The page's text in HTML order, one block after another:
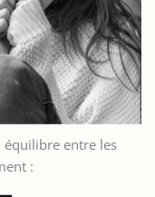
équilibre entre les
: